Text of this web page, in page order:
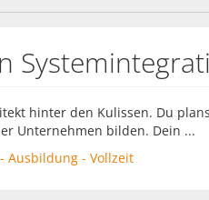
hinter den Kulissen. Du
Unternehmen bilden. Dein ...
Ausbildung - Vollzeit